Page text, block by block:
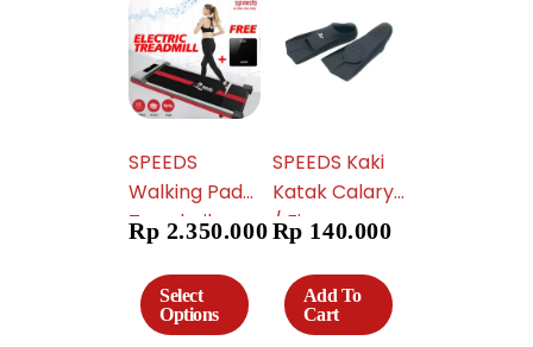
SPEEDS
Walking Pad
Treadmil
Elektrik 042-
18
Rp 2.350.000
Select
Options
SPEEDS Kaki
Katak Calary
/ Fin renang
Free Tas
SNORKELING
SNORKLING
FINS DIVING
Rp 140.000
Add To
Cart